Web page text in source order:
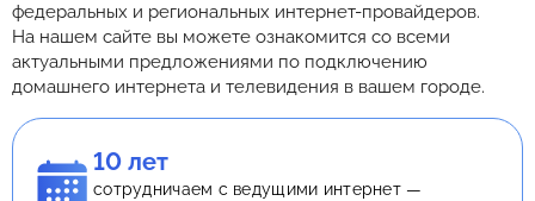
федеральных и региональных интернет-провайдеров.
На нашем сайте вы можете ознакомится со всеми
актуальными предложениями по подключению
домашнего интернета и телевидения в вашем городе.
10 лет
сотрудничаем с ведущими интернет —